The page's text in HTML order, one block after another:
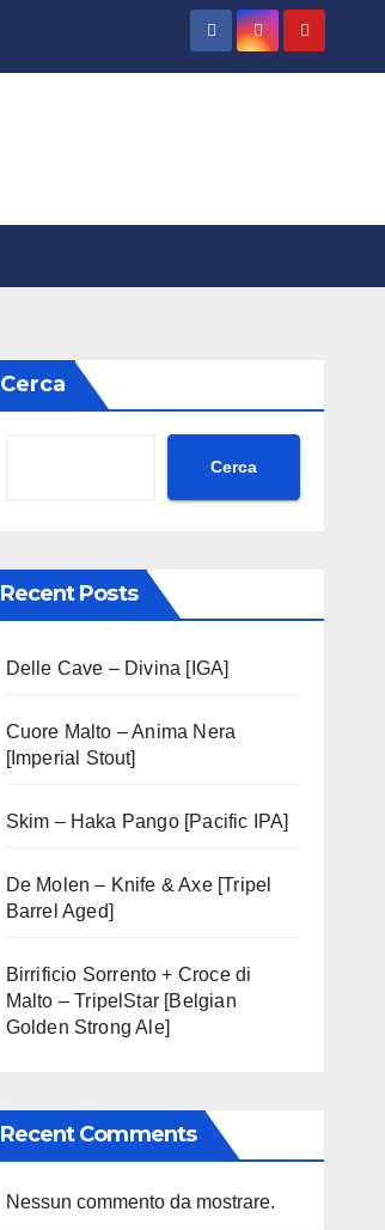
Cerca
Cerca
Recent Posts
Delle Cave – Divina [IGA]
Cuore Malto – Anima Nera
[Imperial Stout]
Skim – Haka Pango [Pacific IPA]
De Molen – Knife & Axe [Tripel
Barrel Aged]
Birrificio Sorrento + Croce di
Malto – TripelStar [Belgian
Golden Strong Ale]
Recent Comments
Nessun commento da mostrare.